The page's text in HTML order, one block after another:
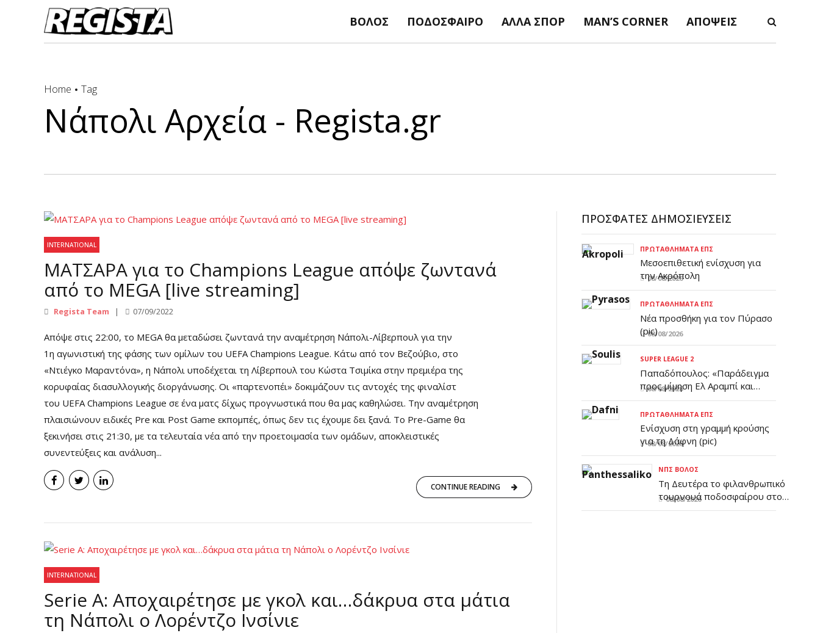
ΒΌΛΟΣ ΠΟΔΌΣΦΑΙΡΟ ΆΛΛΑ ΣΠΟΡ MAN’S CORNER ΑΠΌΨΕΙΣ
Home Tag
Νάπολι Αρχεία - Regista.gr
INTERNATIONAL
ΜΑΤΣΑΡΑ για το Champions League απόψε ζωντανά
από το MEGA [live streaming]
Regista Team 07/09/2022
Απόψε στις 22:00, το MEGA θα μεταδώσει ζωντανά την αναμέτρηση Νάπολι-Λίβερπουλ για την
1η αγωνιστική της φάσης των ομίλων του UEFA Champions League. Κάτω από τον Βεζούβιο, στο
«Ντιέγκο Μαραντόνα», η Νάπολι υποδέχεται τη Λίβερπουλ του Κώστα Τσιμίκα στην πρεμιέρα της
κορυφαίας διασυλλογικής διοργάνωσης. Οι «παρτενοπέι» δοκιμάζουν τις αντοχές της φιναλίστ
του UEFA Champions League σε ένα ματς δίχως προγνωστικά που θα μας καθηλώσει. Την αναμέτρηση
πλαισιώνουν ειδικές Pre και Post Game εκπομπές, όπως δεν τις έχουμε δει ξανά. Το Pre-Game θα
ξεκινήσει στις 21:30, με τα τελευταία νέα από την προετοιμασία των ομάδων, αποκλειστικές
συνεντεύξεις και ανάλυση...
CONTINUE READING
INTERNATIONAL
Serie A: Αποχαιρέτησε με γκολ και…δάκρυα στα μάτια
τη Νάπολι ο Λορέντζο Ινσίνιε
ΠΡΌΣΦΑΤΕΣ ΔΗΜΟΣΙΕΎΣΕΙΣ
ΠΡΩΤΑΘΛΉΜΑΤΑ ΕΠΣ
Μεσοεπιθετική ενίσχυση για
την Ακρόπολη
08/08/2026
ΠΡΩΤΑΘΛΉΜΑΤΑ ΕΠΣ
Νέα προσθήκη για τον Πύρασο
(pic)
08/08/2026
SUPER LEAGUE 2
Παπαδόπουλος: «Παράδειγμα
προς μίμηση Ελ Αραμπί και
Σέμπα»
08/08/2026
ΠΡΩΤΑΘΛΉΜΑΤΑ ΕΠΣ
Ενίσχυση στη γραμμή κρούσης
για τη Δάφνη (pic)
08/08/2026
ΝΠΣ ΒΌΛΟΣ
Τη Δευτέρα το φιλανθρωπικό
τουρνουά ποδοσφαίρου στο
Βόλο – Όλες οι λεπτομέρειες
08/08/2026